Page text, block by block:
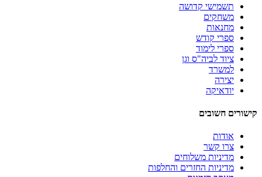
תשמישי קדושה
משחקים
מחנאות
ספרי קודש
ספרי לימוד
ציוד לביה"ס וגן
למשרד
יצירה
יודאיקה
קישורים חשובים
אודות
צרו קשר
מדיניות משלוחים
מדיניות החזרים והחלפות